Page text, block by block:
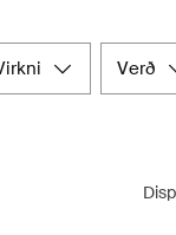
virkni verð